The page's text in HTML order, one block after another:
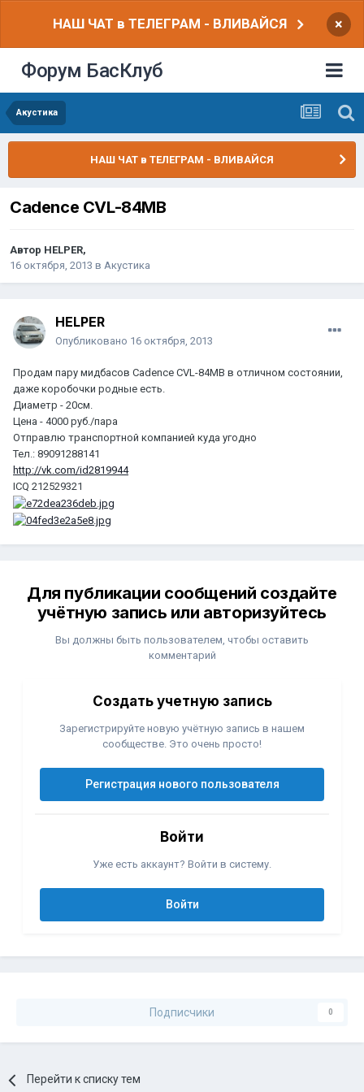
НАШ ЧАТ в ТЕЛЕГРАМ - ВЛИВАЙСЯ ×
Форум БасКлуб
Акустика
НАШ ЧАТ в ТЕЛЕГРАМ - ВЛИВАЙСЯ
Cadence CVL-84MB
Автор HELPER,
16 октября, 2013 в Акустика
HELPER
Опубликовано 16 октября, 2013
Продам пару мидбасов Cadence CVL-84MB в отличном состоянии,
даже коробочки родные есть.
Диаметр - 20см.
Цена - 4000 руб./пара
Отправлю транспортной компанией куда угодно
Тел.: 89091288141
http://vk.com/id2819944
ICQ 212529321
Для публикации сообщений создайте
учётную запись или авторизуйтесь
Вы должны быть пользователем, чтобы оставить
комментарий
Создать учетную запись
Зарегистрируйте новую учётную запись в нашем
сообществе. Это очень просто!
Регистрация нового пользователя
Войти
Уже есть аккаунт? Войти в систему.
Войти
Подписчики 0
Перейти к списку тем